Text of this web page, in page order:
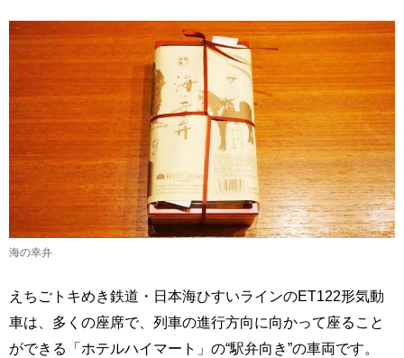
海の幸弁
えちごトキめき鉄道・日本海ひすいラインのET122形気動
車は、多くの座席で、列車の進行方向に向かって座ること
ができる「ホテルハイマート」の“駅弁向き”の車両です。